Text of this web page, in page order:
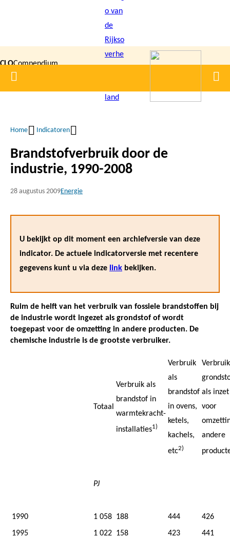
inhoud
gaan
CLOCompendium
voor de
Home
Kruimelpad
Home Indicatoren
Brandstofverbruik door de
industrie, 1990-2008
28 augustus 2009Energie
U bekijkt op dit moment een archiefversie van deze
indicator. De actuele indicatorversie met recentere
gegevens kunt u via deze link bekijken.
Ruim de helft van het verbruik van fossiele brandstoffen bij
de industrie wordt ingezet als grondstof of wordt
toegepast voor de omzetting in andere producten. De
chemische industrie is de grootste verbruiker.
Totaal
Verbruik als
brandstof in
warmtekracht-
installaties1)
Verbruik
als
brandstof
in ovens,
ketels,
kachels,
etc2)
als inzet
voor
andere
PJ
1990 1 058 188 444
426
1995
1 022 158 423
441